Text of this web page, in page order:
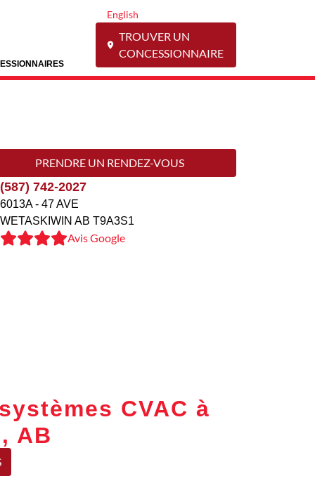
English
TROUVER UN
CONCESSIONNAIRE
PRENDRE UN RENDEZ-VOUS
(587) 742-2027
6013A - 47 AVE
WETASKIWIN AB T9A3S1
Avis Google
CVAC à
AB